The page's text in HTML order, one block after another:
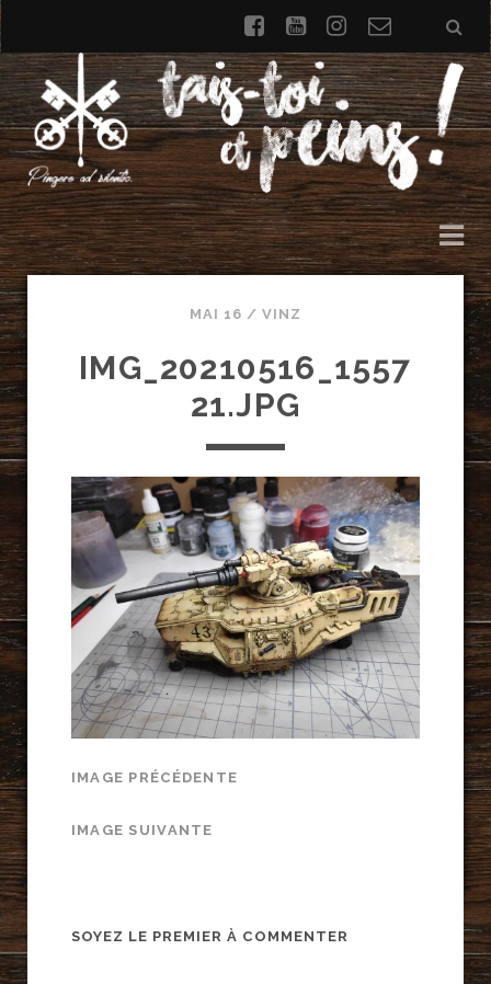
facebookyoutubeinstagram
de
contact
MAI 16 /VINZ
IMG_20210516_1557
21.JPG
IMAGE PRÉCÉDENTE
IMAGE SUIVANTE
SOYEZ LE PREMIER À COMMENTER